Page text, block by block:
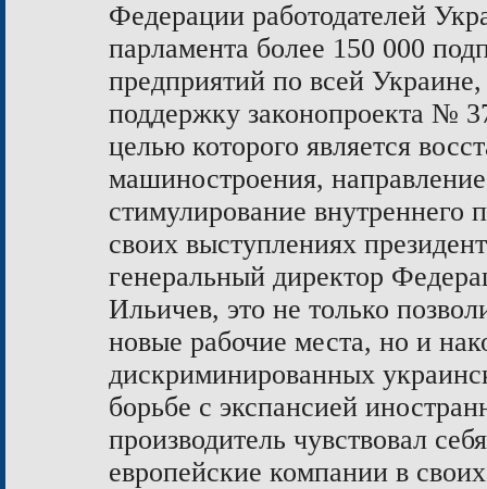
Федерации работодателей
парламента более 150 000
предприятий по всей
поддержку законопроекта №
целью которого является
машиностроения,
стимулирование внутреннего
своих выступлениях
генеральный директор
Ильичев, это не только
новые рабочие места, но и
дискриминированных
борьбе с экспансией
производитель чувствовал
европейские компании в